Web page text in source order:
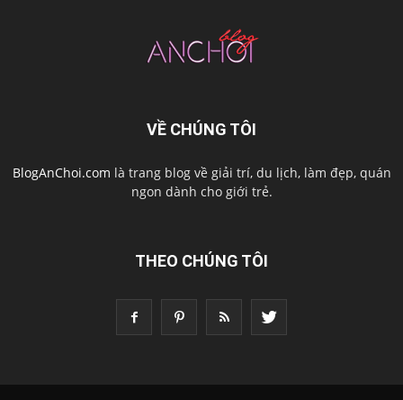
VỀ CHÚNG TÔI
BlogAnChoi.com là trang blog về giải trí, du lịch, làm đẹp, quán
ngon dành cho giới trẻ.
THEO CHÚNG TÔI